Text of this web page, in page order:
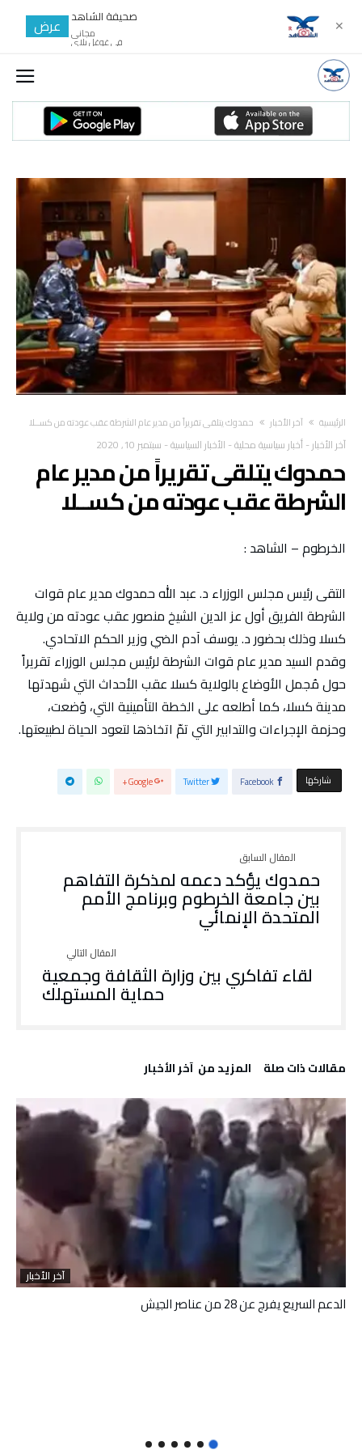
‫الرئيسية‬ آخر الأخبار حمدوك يتلقى تقريراً من مدير عام الشرطة عقب عودته من كســلا
آخر الأخبار-أخبار سياسية محلية- الأخبار السياسية- سبتمبر 10, 2020
حمدوك يتلقى تقريراً من مدير عام
الشرطة عقب عودته من كســلا
الخرطوم – الشاهد :
التقى رئيس مجلس الوزراء د. عبد الله حمدوك مدير عام قوات
الشرطة الفريق أول عز الدين الشيخ منصور عقب عودته من ولاية
كسلا وذلك بحضور د. يوسف آدم الضي وزير الحكم الاتحادي.
وقدم السيد مدير عام قوات الشرطة لرئيس مجلس الوزراء تقريراً
حول مُجمل الأوضاع بالولاية كسلا عقب الأحداث التي شهدتها
مدينة كسلا، كما أطلعه على الخطة التأمينية التي، وُضعت،
وحزمة الإجراءات والتدابير التي تمّ اتخاذها لتعود الحياة لطبيعتها.
‫‫ شاركها‬ Facebook
Twitter
Google+
حمدوك يؤكد دعمه لمذكرة التفاهم
بين جامعة الخرطوم وبرنامج الأمم
المتحدة الإنمائي
لقاء تفاكري بين وزارة الثقافة وجمعية
حماية المستهلك
‫مقالات ذات صلة‬ ‫المزيد من ‬ آخر الأخبار
آخر الأخبار
الدعم السريع يفرج عن 28 من عناصر الجيش
✕ صحيفة الشاهد
مجانى
في غوغل بلاي
عرض